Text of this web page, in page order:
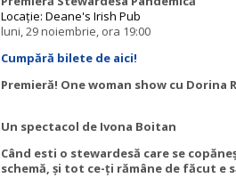
Locație: Deane's Irish Pub
luni, 29 noiembrie, ora 19:00
Cumpără bilete de aici!
Premieră! One woman show cu Dorina
Un spectacol de Ivona Boitan
Când esti o stewardesă care se
schemă, și tot ce-ți rămâne de făcut e